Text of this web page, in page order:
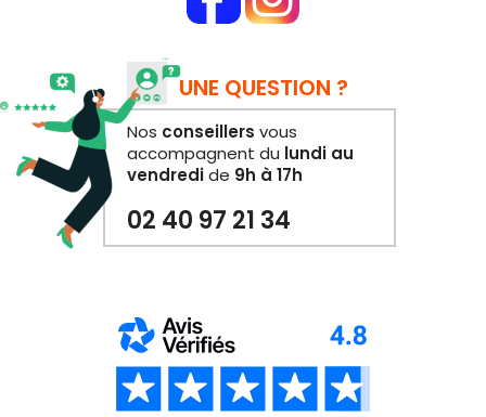
UNE QUESTION ?
Nos conseillers vous
accompagnent du lundi au
vendredide 9h à 17h
02 40 97 21 34